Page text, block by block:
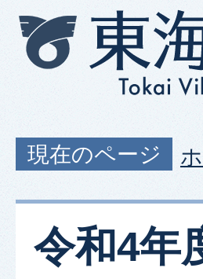
現在のページ
令和4年